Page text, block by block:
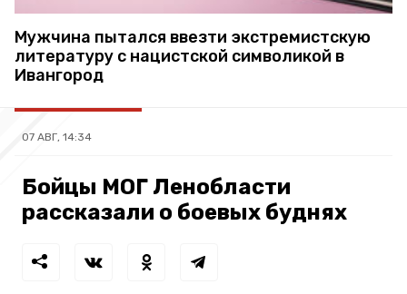
Мужчина пытался ввезти экстремистскую
литературу с нацистской символикой в
Ивангород
07 АВГ, 14:34
Бойцы МОГ Ленобласти
рассказали о боевых буднях